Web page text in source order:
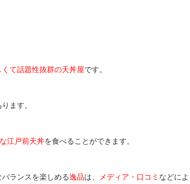
くて話題性抜群の天丼屋です。
ます。
江戸前天丼を食べることができます。
ランスを楽しめる逸品は、 メディア・口コミ などによ